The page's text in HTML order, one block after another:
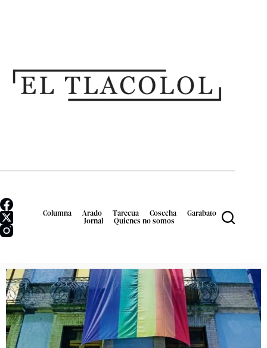
Columna Arado Tarecua Cosecha
Garabato
Jornal
Quienes no somos